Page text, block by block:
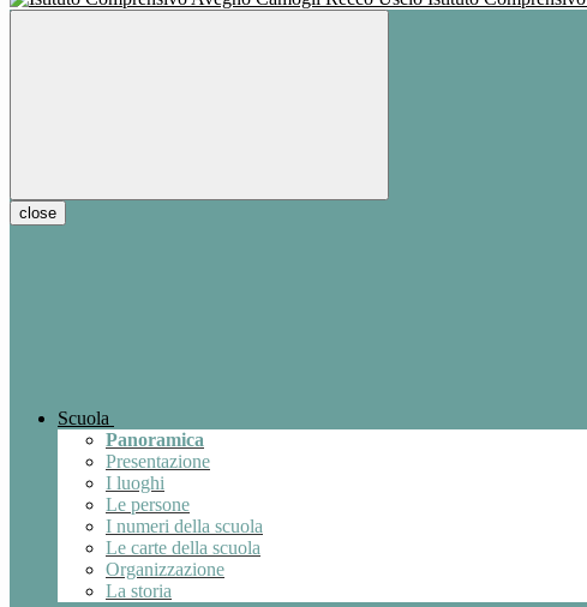
close
Scuola
Panoramica
Presentazione
I luoghi
Le persone
I numeri della scuola
Le carte della scuola
Organizzazione
La storia